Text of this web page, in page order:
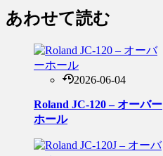
あわせて読む
2026-06-04
Roland JC-120 – オーバー
ホール